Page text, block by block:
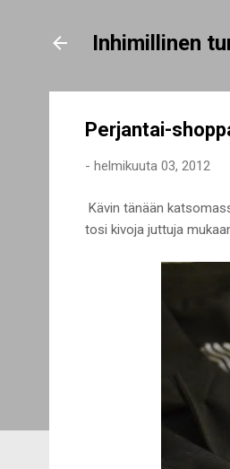
Inhimillinen
Perjantai-
- helmikuuta 03, 2012
Kävin tänään
tosi kivoja juttuja